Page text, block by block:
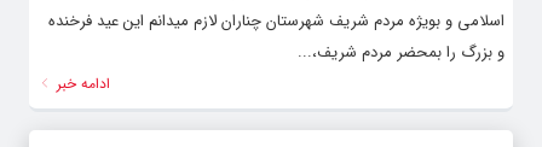
اسلامی و بویژه مردم شریف شهرستان چناران لازم میدانم این عید فرخنده
و بزرگ را بمحضر مردم شریف،...
ادامه خبر